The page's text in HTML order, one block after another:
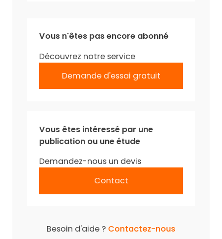
Vous n'êtes pas encore abonné
Découvrez notre service
Demande d'essai gratuit
Vous êtes intéressé par une
publication ou une étude
Demandez-nous un devis
Contact
Besoin d'aide ? Contactez-nous